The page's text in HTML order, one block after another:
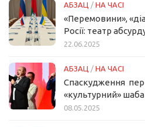
АБЗАЦ / НА ЧАСІ
«Перемовини»,
Росії: театр
22.06.2025
АБЗАЦ / НА ЧАСІ
Спаскудження
«культурний»
08.05.2025